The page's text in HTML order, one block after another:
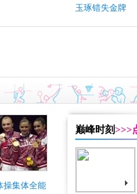
玉琢错失金牌
操集体全能
巅峰时刻>>>